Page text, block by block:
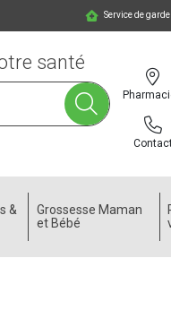
Service de garde
santé
&
Grossesse Maman
et Bébé